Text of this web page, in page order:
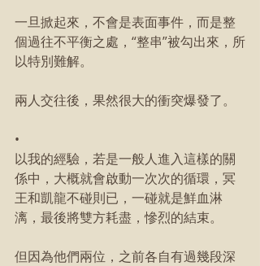
一旦掀起來，不會是表面事件，而是整
個過往不平衡之處，“整串”被勾出來，所
以特別難解。
兩人交往後，果然很大的衝突爆發了。
•
以我的經驗，若是一般人進入這樣的關
係中，大概就會啟動一次次的循環，冥
王和凱龍不碰則已，一碰就是鮮血淋
漓，最後將雙方耗盡，慘烈的結束。
但因為他們兩位，之前各自有過幾段深